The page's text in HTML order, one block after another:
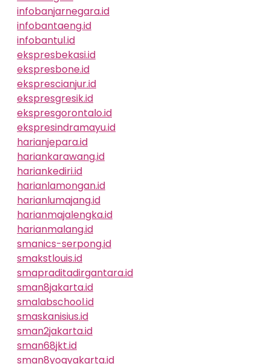
infobanjarnegara.id
infobantaeng.id
infobantul.id
ekspresbekasi.id
ekspresbone.id
eksprescianjur.id
ekspresgresik.id
ekspresgorontalo.id
ekspresindramayu.id
harianjepara.id
hariankarawang.id
hariankediri.id
harianlamongan.id
harianlumajang.id
harianmajalengka.id
harianmalang.id
smanics-serpong.id
smakstlouis.id
smapraditadirgantara.id
sman8jakarta.id
smalabschool.id
smaskanisius.id
sman2jakarta.id
sman68jkt.id
sman8yogyakarta.id